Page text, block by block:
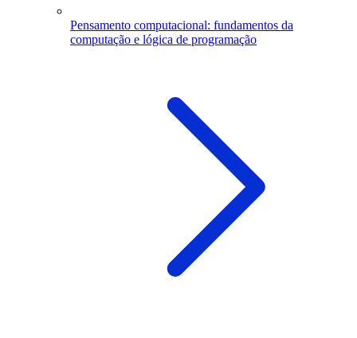
Pensamento computacional: fundamentos da
computação e lógica de programação